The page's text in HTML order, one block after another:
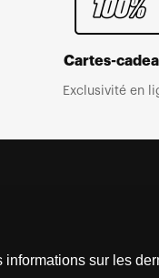
Cartes-
Exclusivité en
informations sur les